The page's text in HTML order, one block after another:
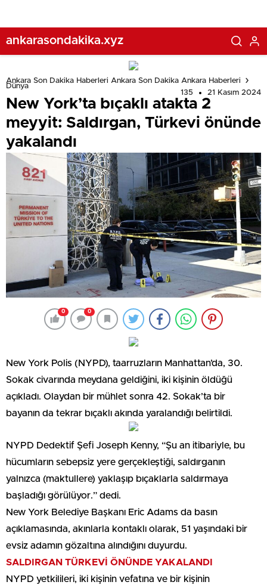
ankarasondakika.xyz
Ankara Son Dakika Haberleri Ankara Son Dakika Ankara Haberleri
Dünya
135
21 Kasım 2024
New York’ta bıçaklı atakta 2
meyyit: Saldırgan, Türkevi önünde
yakalandı
0 0
New York Polis (NYPD), taarruzların Manhattan’da, 30.
Sokak civarında meydana geldiğini, iki kişinin öldüğü
açıkladı. Olaydan bir mühlet sonra 42. Sokak’ta bir
bayanın da tekrar bıçaklı akında yaralandığı belirtildi.
NYPD Dedektif Şefi Joseph Kenny, “Şu an itibariyle, bu
hücumların sebepsiz yere gerçekleştiği, saldırganın
yalnızca (maktullere) yaklaşıp bıçaklarla saldırmaya
başladığı görülüyor.” dedi.
New York Belediye Başkanı Eric Adams da basın
açıklamasında, akınlarla kontaklı olarak, 51 yaşındaki bir
evsiz adamın gözaltına alındığını duyurdu.
SALDIRGAN TÜRKEVİ ÖNÜNDE YAKALANDI
NYPD yetkilileri, iki kişinin vefatına ve bir kişinin